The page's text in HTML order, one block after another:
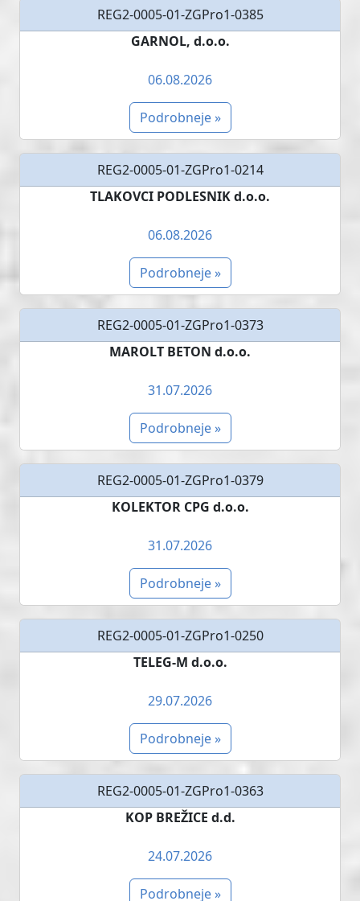
REG2-0005-01-ZGPro1-0385
GARNOL, d.o.o.
06.08.2026
Podrobneje »
REG2-0005-01-ZGPro1-0214
TLAKOVCI PODLESNIK d.o.o.
06.08.2026
Podrobneje »
REG2-0005-01-ZGPro1-0373
MAROLT BETON d.o.o.
31.07.2026
Podrobneje »
REG2-0005-01-ZGPro1-0379
KOLEKTOR CPG d.o.o.
31.07.2026
Podrobneje »
REG2-0005-01-ZGPro1-0250
TELEG-M d.o.o.
29.07.2026
Podrobneje »
REG2-0005-01-ZGPro1-0363
KOP BREŽICE d.d.
24.07.2026
Podrobneje »